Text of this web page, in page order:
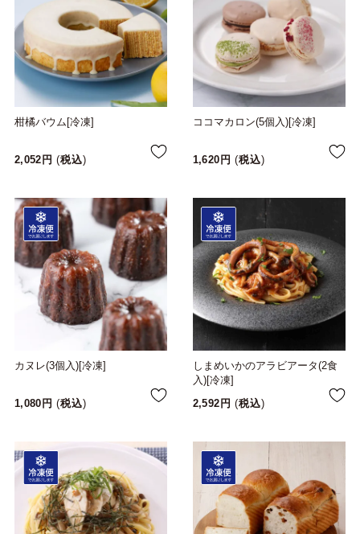
柑橘バウム[冷凍]
2,052 税込
ココマカロン(5個入)[冷凍]
1,620 税込
カヌレ(3個入)[冷凍]
1,080 税込
しまめいかのアラビアータ(2食
入)[冷凍]
2,592
税込